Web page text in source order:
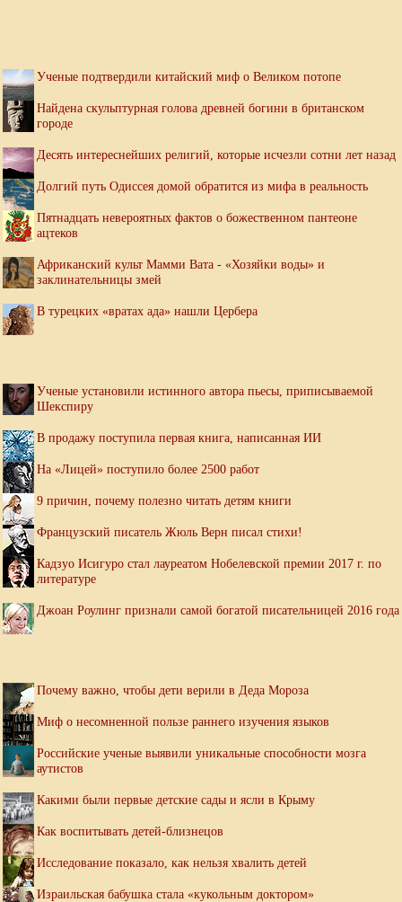
Ученые подтвердили китайский миф о Великом потопе
Найдена скульптурная голова древней богини в британском
городе
Десять интереснейших религий, которые исчезли сотни лет назад
Долгий путь Одиссея домой обратится из мифа в реальность
Пятнадцать невероятных фактов о божественном пантеоне
ацтеков
Африканский культ Мамми Вата - «Хозяйки воды» и
заклинательницы змей
В турецких «вратах ада» нашли Цербера
Ученые установили истинного автора пьесы, приписываемой
Шекспиру
В продажу поступила первая книга, написанная ИИ
На «Лицей» поступило более 2500 работ
9 причин, почему полезно читать детям книги
Французский писатель Жюль Верн писал стихи!
Кадзуо Исигуро стал лауреатом Нобелевской премии 2017 г. по
литературе
Джоан Роулинг признали самой богатой писательницей 2016 года
Почему важно, чтобы дети верили в Деда Мороза
Миф о несомненной пользе раннего изучения языков
Российские ученые выявили уникальные способности мозга
аутистов
Какими были первые детские сады и ясли в Крыму
Как воспитывать детей-близнецов
Исследование показало, как нельзя хвалить детей
Израильская бабушка стала «кукольным доктором»